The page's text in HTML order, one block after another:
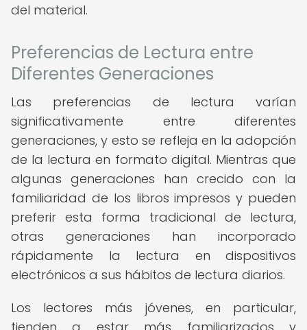
del material.
Preferencias de Lectura entre
Diferentes Generaciones
Las preferencias de lectura varían
significativamente entre diferentes
generaciones, y esto se refleja en la adopción
de la lectura en formato digital. Mientras que
algunas generaciones han crecido con la
familiaridad de los libros impresos y pueden
preferir esta forma tradicional de lectura,
otras generaciones han incorporado
rápidamente la lectura en dispositivos
electrónicos a sus hábitos de lectura diarios.
Los lectores más jóvenes, en particular,